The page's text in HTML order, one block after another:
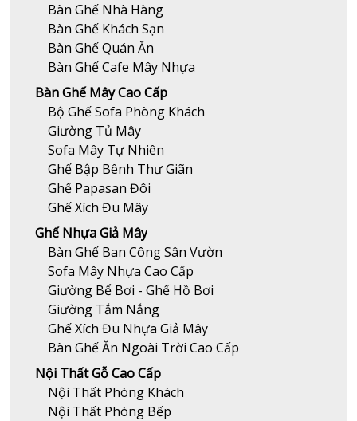
Bàn Ghế Nhà Hàng
Bàn Ghế Khách Sạn
Bàn Ghế Quán Ăn
Bàn Ghế Cafe Mây Nhựa
Bàn Ghế Mây Cao Cấp
Bộ Ghế Sofa Phòng Khách
Giường Tủ Mây
Sofa Mây Tự Nhiên
Ghế Bập Bênh Thư Giãn
Ghế Papasan Đôi
Ghế Xích Đu Mây
Ghế Nhựa Giả Mây
Bàn Ghế Ban Công Sân Vườn
Sofa Mây Nhựa Cao Cấp
Giường Bể Bơi - Ghế Hồ Bơi
Giường Tắm Nắng
Ghế Xích Đu Nhựa Giả Mây
Bàn Ghế Ăn Ngoài Trời Cao Cấp
Nội Thất Gỗ Cao Cấp
Nội Thất Phòng Khách
Nội Thất Phòng Bếp